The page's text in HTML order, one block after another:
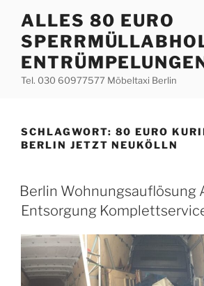
Inhalt
springen
ALLES 80 EURO
Tel. 030 60977577 Möbeltaxi Berlin
SCHLAGWORT: 80 EURO
BERLIN JETZT NEUKÖLLN
VERÖFFENTLICHT
AM
Berlin Wohnungsauflösung
Entsorgung